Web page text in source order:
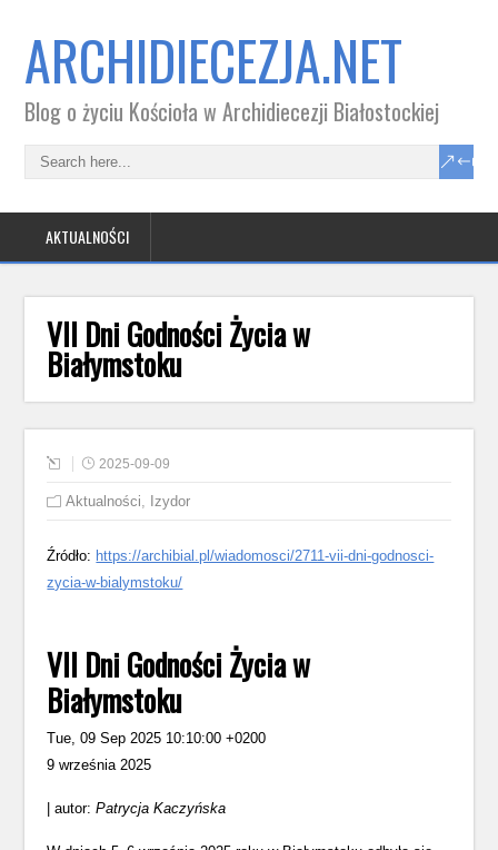
ARCHIDIECEZJA.NET
Blog o życiu Kościoła w Archidiecezji Białostockiej
AKTUALNOŚCI
VII Dni Godności Życia w
Białymstoku
2025-09-09
Aktualności, Izydor
Źródło: https://archibial.pl/wiadomosci/2711-vii-dni-godnosci-
zycia-w-bialymstoku/
VII Dni Godności Życia w
Białymstoku
Tue, 09 Sep 2025 10:10:00 +0200
9 września 2025
| autor:Patrycja Kaczyńska